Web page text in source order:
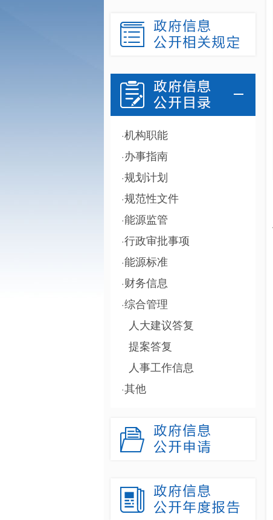
·机构职能
·办事指南
·规划计划
·规范性文件
·能源监管
·行政审批事项
·能源标准
·财务信息
·综合管理
人大建议答复
提案答复
人事工作信息
·其他